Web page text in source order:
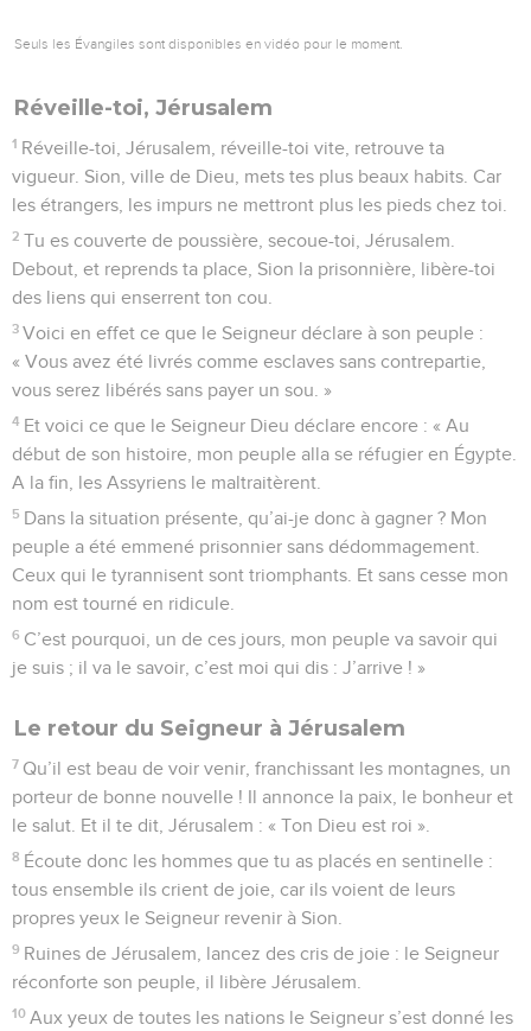
Seuls les Évangiles sont disponibles en vidéo pour le moment.
Réveille-toi, Jérusalem
1 Réveille-toi, Jérusalem, réveille-toi vite, retrouve ta
vigueur. Sion, ville de Dieu, mets tes plus beaux habits. Car
les étrangers, les impurs ne mettront plus les pieds chez toi.
2 Tu es couverte de poussière, secoue-toi, Jérusalem.
Debout, et reprends ta place, Sion la prisonnière, libère-toi
des liens qui enserrent ton cou.
3 Voici en effet ce que le Seigneur déclare à son peuple :
« Vous avez été livrés comme esclaves sans contrepartie,
vous serez libérés sans payer un sou. »
4 Et voici ce que le Seigneur Dieu déclare encore : « Au
début de son histoire, mon peuple alla se réfugier en Égypte.
A la fin, les Assyriens le maltraitèrent.
5 Dans la situation présente, qu’ai-je donc à gagner ? Mon
peuple a été emmené prisonnier sans dédommagement.
Ceux qui le tyrannisent sont triomphants. Et sans cesse mon
nom est tourné en ridicule.
6 C’est pourquoi, un de ces jours, mon peuple va savoir qui
je suis ; il va le savoir, c’est moi qui dis : J’arrive ! »
Le retour du Seigneur à Jérusalem
7 Qu’il est beau de voir venir, franchissant les montagnes, un
porteur de bonne nouvelle ! Il annonce la paix, le bonheur et
le salut. Et il te dit, Jérusalem : « Ton Dieu est roi ».
8 Écoute donc les hommes que tu as placés en sentinelle :
tous ensemble ils crient de joie, car ils voient de leurs
propres yeux le Seigneur revenir à Sion.
9 Ruines de Jérusalem, lancez des cris de joie : le Seigneur
réconforte son peuple, il libère Jérusalem.
10 Aux yeux de toutes les nations le Seigneur s’est donné les